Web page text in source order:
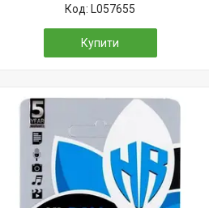
L057655
Купити